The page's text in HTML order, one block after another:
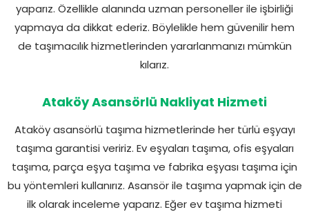
yaparız. Özellikle alanında uzman personeller ile işbirliği
yapmaya da dikkat ederiz. Böylelikle hem güvenilir hem
de taşımacılık hizmetlerinden yararlanmanızı mümkün
kılarız.
Ataköy Asansörlü Nakliyat Hizmeti
Ataköy asansörlü taşıma hizmetlerinde her türlü eşyayı
taşıma garantisi veririz. Ev eşyaları taşıma, ofis eşyaları
taşıma, parça eşya taşıma ve fabrika eşyası taşıma için
bu yöntemleri kullanırız. Asansör ile taşıma yapmak için de
ilk olarak inceleme yaparız. Eğer ev taşıma hizmeti